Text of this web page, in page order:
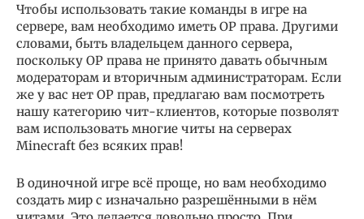
Чтобы использовать такие команды в игре на
сервере, вам необходимо иметь OP права. Другими
словами, быть владельцем данного сервера,
поскольку OP права не принято давать обычным
модераторам и вторичным администраторам. Если
же у вас нет OP прав, предлагаю вам посмотреть
нашу категорию чит-клиентов, которые позволят
вам использовать многие читы на серверах
Minecraft без всяких прав!
В одиночной игре всё проще, но вам необходимо
создать мир с изначально разрешёнными в нём